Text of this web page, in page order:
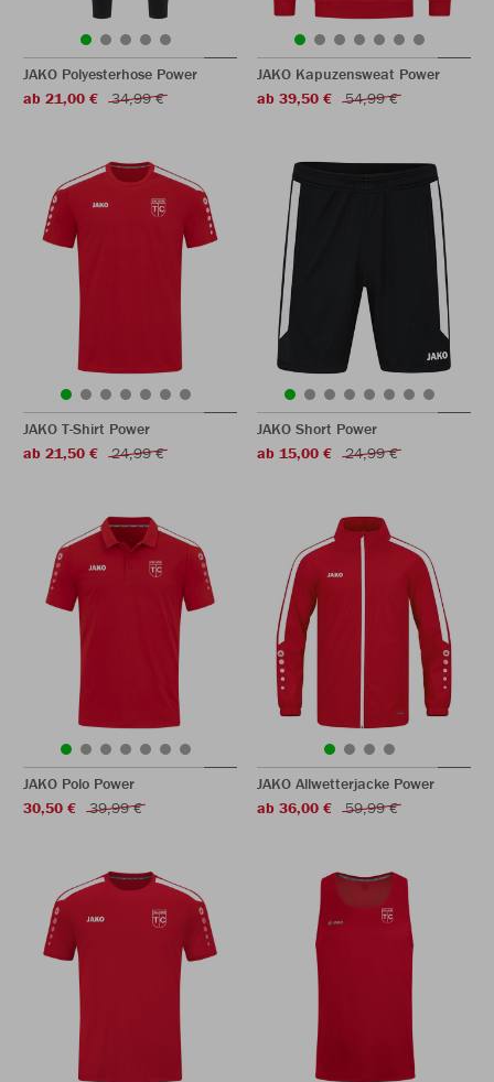
JAKO Polyesterhose Power
ab 21,00 €
34,99 €
JAKO Kapuzensweat Power
ab 39,50 €
54,99 €
JAKO T-Shirt Power
ab 21,50 €
24,99 €
JAKO Short Power
ab 15,00 €
24,99 €
JAKO Polo Power
30,50 €
39,99 €
JAKO Allwetterjacke Power
ab 36,00 €
59,99 €